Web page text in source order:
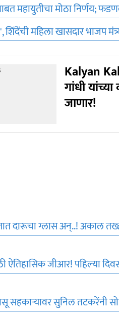
महायुतीचा मोठा निर्णय;
महिला खासदार भाजप
Kalyan
गांधी
जाणार!
दारूचा ग्लास अन्..! अकाल
ऐतिहासिक जीआर! पहिल्या
सहकाऱ्यावर सुनिल तटकरेंनी